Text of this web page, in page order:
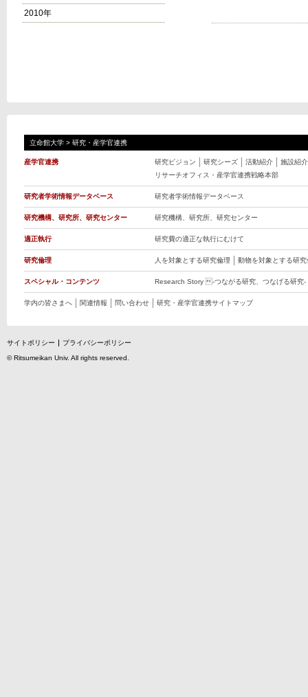
2010年
立命館大学 > 研究・産学官連携
産学官連携 研究ビジョン 研究シーズ 活動紹介
施設紹介
リサーチオフィス・産学官連携戦略本部
研究者学術情報データベース 研究者学術情報データベース
研究機構、研究所、研究センター 研究機構、研究所、研究センター
適正執行 研究費の適正な執行にむけて
研究倫理 人を対象とする研究倫理 動物を対象とする研究
スペシャル・コンテンツ Research Story -つながる研究、つなげる研究-
学内の皆さまへ 関連情報 問い合わせ 研究・産学官連携サイトマップ
サイトポリシー
プライバシーポリシー
©Ritsumeikan Univ. All rights reserved.